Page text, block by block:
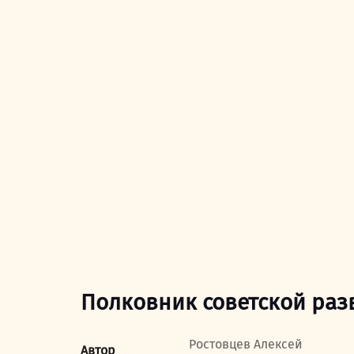
Полковник советской
Автор Ростовцев Алексей